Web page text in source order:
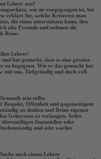
Lehrer aus?
wie sie vorgegangen ist, bei
erklärt Sie, welche Kriterien man
die einen unterstützen kann, den
alte Freunde und nehmen die
Reise.
Lehrer!
hat gemerkt, dass es eine gewisse
begegnen. Wie er das gemacht hat
mit uns. Tiefgründig und doch voll
sein sollte
Offenheit und gegenseitigem
zu denken und Deine eigenen
Gehorsam zu verlangen. Achte
finanziellen oder
und sehr waches
nach einem Lehrer